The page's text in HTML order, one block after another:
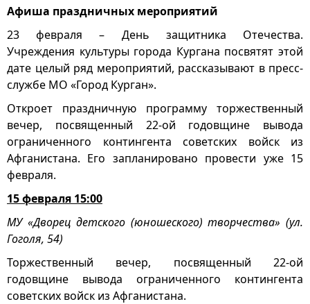
Афиша праздничных мероприятий
23 февраля – День защитника Отечества.
Учреждения культуры города Кургана посвятят этой
дате целый ряд мероприятий, рассказывают в пресс-
службе МО «Город Курган».
Откроет праздничную программу торжественный
вечер, посвященный 22-ой годовщине вывода
ограниченного контингента советских войск из
Афганистана. Его запланировано провести уже 15
февраля.
15 февраля 15:00
МУ «Дворец детского (юношеского) творчества» (ул.
Гоголя, 54)
Торжественный вечер, посвященный 22-ой
годовщине вывода ограниченного контингента
советских войск из Афганистана.